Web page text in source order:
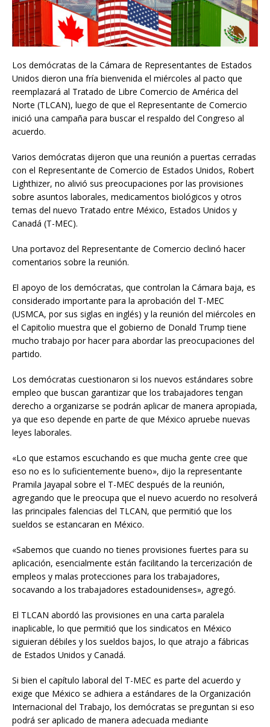
Los demócratas de la Cámara de Representantes de Estados
Unidos dieron una fría bienvenida el miércoles al pacto que
reemplazará al Tratado de Libre Comercio de América del
Norte (TLCAN), luego de que el Representante de Comercio
inició una campaña para buscar el respaldo del Congreso al
acuerdo.
Varios demócratas dijeron que una reunión a puertas cerradas
con el Representante de Comercio de Estados Unidos, Robert
Lighthizer, no alivió sus preocupaciones por las provisiones
sobre asuntos laborales, medicamentos biológicos y otros
temas del nuevo Tratado entre México, Estados Unidos y
Canadá (T-MEC).
Una portavoz del Representante de Comercio declinó hacer
comentarios sobre la reunión.
El apoyo de los demócratas, que controlan la Cámara baja, es
considerado importante para la aprobación del T-MEC
(USMCA, por sus siglas en inglés) y la reunión del miércoles en
el Capitolio muestra que el gobierno de Donald Trump tiene
mucho trabajo por hacer para abordar las preocupaciones del
partido.
Los demócratas cuestionaron si los nuevos estándares sobre
empleo que buscan garantizar que los trabajadores tengan
derecho a organizarse se podrán aplicar de manera apropiada,
ya que eso depende en parte de que México apruebe nuevas
leyes laborales.
«Lo que estamos escuchando es que mucha gente cree que
eso no es lo suficientemente bueno», dijo la representante
Pramila Jayapal sobre el T-MEC después de la reunión,
agregando que le preocupa que el nuevo acuerdo no resolverá
las principales falencias del TLCAN, que permitió que los
sueldos se estancaran en México.
«Sabemos que cuando no tienes provisiones fuertes para su
aplicación, esencialmente están facilitando la tercerización de
empleos y malas protecciones para los trabajadores,
socavando a los trabajadores estadounidenses», agregó.
El TLCAN abordó las provisiones en una carta paralela
inaplicable, lo que permitió que los sindicatos en México
siguieran débiles y los sueldos bajos, lo que atrajo a fábricas
de Estados Unidos y Canadá.
Si bien el capítulo laboral del T-MEC es parte del acuerdo y
exige que México se adhiera a estándares de la Organización
Internacional del Trabajo, los demócratas se preguntan si eso
podrá ser aplicado de manera adecuada mediante